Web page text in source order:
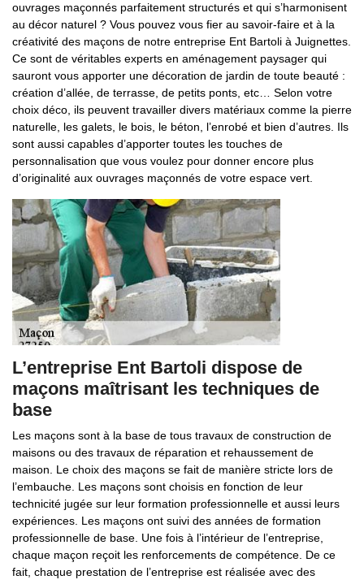
ouvrages maçonnés parfaitement structurés et qui s’harmonisent
au décor naturel ? Vous pouvez vous fier au savoir-faire et à la
créativité des maçons de notre entreprise Ent Bartoli à Juignettes.
Ce sont de véritables experts en aménagement paysager qui
sauront vous apporter une décoration de jardin de toute beauté :
création d’allée, de terrasse, de petits ponts, etc… Selon votre
choix déco, ils peuvent travailler divers matériaux comme la pierre
naturelle, les galets, le bois, le béton, l’enrobé et bien d’autres. Ils
sont aussi capables d’apporter toutes les touches de
personnalisation que vous voulez pour donner encore plus
d’originalité aux ouvrages maçonnés de votre espace vert.
L’entreprise Ent Bartoli dispose de
maçons maîtrisant les techniques de
base
Les maçons sont à la base de tous travaux de construction de
maisons ou des travaux de réparation et rehaussement de
maison. Le choix des maçons se fait de manière stricte lors de
l’embauche. Les maçons sont choisis en fonction de leur
technicité jugée sur leur formation professionnelle et aussi leurs
expériences. Les maçons ont suivi des années de formation
professionnelle de base. Une fois à l’intérieur de l’entreprise,
chaque maçon reçoit les renforcements de compétence. De ce
fait, chaque prestation de l’entreprise est réalisée avec des